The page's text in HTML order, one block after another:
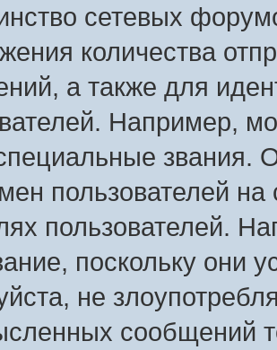
сетевых
количества
а также для
Например,
звания.
пользователей
пользователей.
поскольку они
не
сообщений